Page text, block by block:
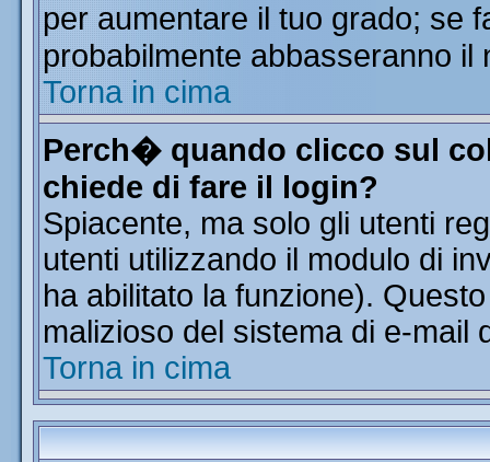
per aumentare il tuo grado; se
probabilmente abbasseranno il
Torna in cima
Perch� quando clicco sul
chiede di fare il login?
Spiacente, ma solo gli utenti
utenti utilizzando il modulo di
ha abilitato la funzione).
malizioso del sistema di e-mail
Torna in cima